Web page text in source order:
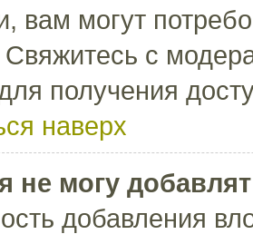
вам могут
Свяжитесь с
получения
наверх
не могу
добавления